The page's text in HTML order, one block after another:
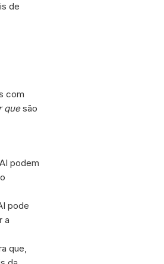
de
com
quesão
podem
pode
a
que,